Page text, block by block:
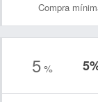
Compra
5%